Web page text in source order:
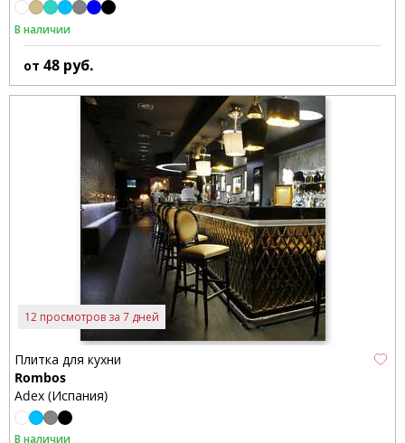
В наличии
от 48 руб.
12 просмотров за 7 дней
Плитка для кухни
Rombos
Adex (Испания)
В наличии